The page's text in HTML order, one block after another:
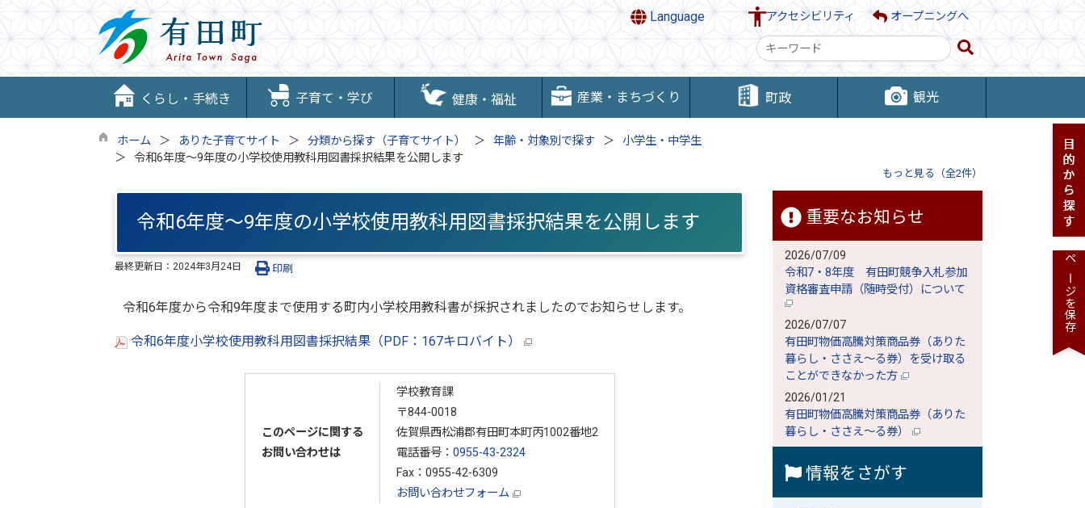
Language アクセシビリティ オープニングへ
検
索
キ
ー
くらし・手続き 子育て・学び 健康・福祉 産業・まちづくり 町政 観光
ホーム ありた子育てサイト 分類から探す（子育てサイト） 年齢・対象別で探す
小学生・中学生
令和6年度～9年度の小学校使用教科用図書採択結果を公開します
もっと見る（全2件）
令和6年度～9年度の小学校使用教科用図書採択結果を公開します
最終更新日： 2024年3月24日 印刷
令和6年度から令和9年度まで使用する町内小学校用教科書が採択されましたのでお知らせします。
令和6年度小学校使用教科用図書採択結果（PDF：167キロバイト）
このページに関する
お問い合わせは
学校教育課
〒844-0018
佐賀県西松浦郡有田町本町丙1002番地2
電話番号： 0955-43-2324
Fax：0955-42-6309
お問い合わせフォーム
重要なお知らせ
2026/07/09
令和7・8年度 有田町競争入札参加
資格審査申請（随時受付）について
2026/07/07
有田町物価高騰対策商品券（ありた
暮らし・ささえ～る券）を受け取る
ことができなかった方
2026/01/21
有田町物価高騰対策商品券（ありた
暮らし・ささえ～る券）
情報をさがす
ページを保存